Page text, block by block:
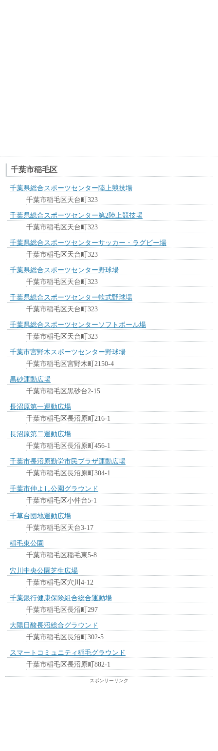
千葉市稲毛区
千葉県総合スポーツセンター陸上競技場
千葉市稲毛区天台町323
千葉県総合スポーツセンター第2陸上競技場
千葉市稲毛区天台町323
千葉県総合スポーツセンターサッカー・ラグビー場
千葉市稲毛区天台町323
千葉県総合スポーツセンター野球場
千葉市稲毛区天台町323
千葉県総合スポーツセンター軟式野球場
千葉市稲毛区天台町323
千葉県総合スポーツセンターソフトボール場
千葉市稲毛区天台町323
千葉市宮野木スポーツセンター野球場
千葉市稲毛区宮野木町2150-4
黒砂運動広場
千葉市稲毛区黒砂台2-15
長沼原第一運動広場
千葉市稲毛区長沼原町216-1
長沼原第二運動広場
千葉市稲毛区長沼原町456-1
千葉市長沼原勤労市民プラザ運動広場
千葉市稲毛区長沼原町304-1
千葉市仲よし公園グラウンド
千葉市稲毛区小仲台5-1
千草台団地運動広場
千葉市稲毛区天台3-17
稲毛東公園
千葉市稲毛区稲毛東5-8
穴川中央公園芝生広場
千葉市稲毛区穴川4-12
千葉銀行健康保険組合総合運動場
千葉市稲毛区長沼町297
大陽日酸長沼総合グラウンド
千葉市稲毛区長沼町302-5
スマートコミュニティ稲毛グラウンド
千葉市稲毛区長沼原町882-1
スポンサーリンク